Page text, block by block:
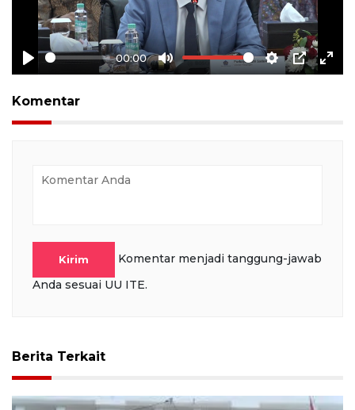
Play
00:00
Mute Settings
PIP
Komentar
Kirim
Komentar menjadi tanggung-jawab
Anda sesuai UU ITE.
Berita Terkait